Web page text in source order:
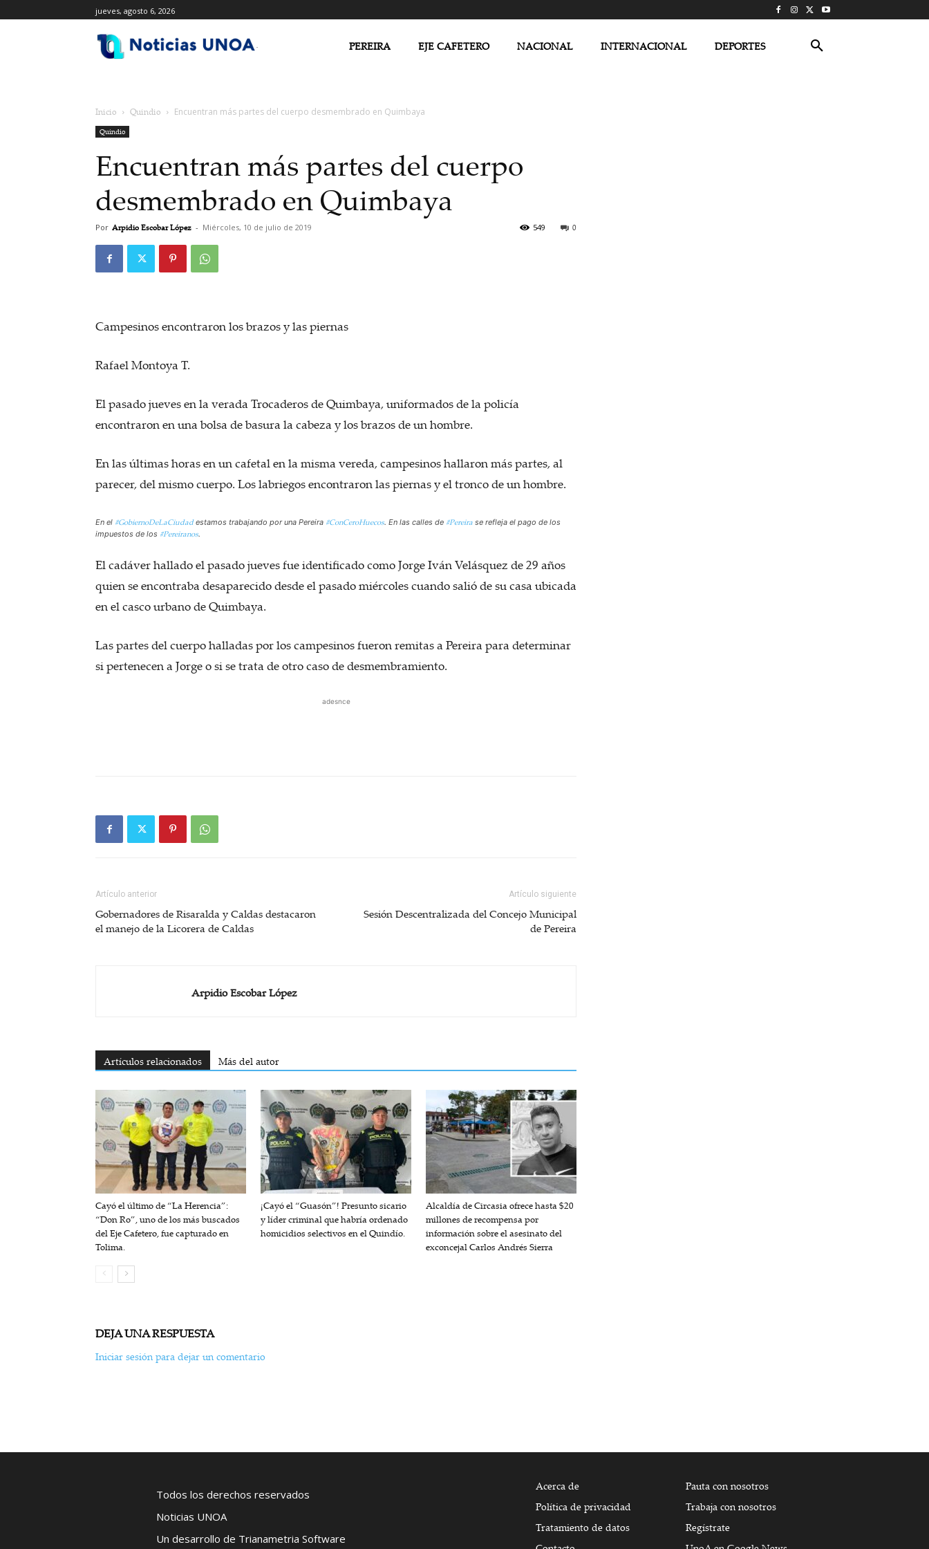
jueves, agosto 6, 2026
PEREIRA EJE CAFETERO NACIONAL INTERNACIONAL DEPORTES
Inicio Quindio Encuentran más partes del cuerpo desmembrado en Quimbaya
Quindio
Encuentran más partes del cuerpo
desmembrado en Quimbaya
Por Arpidio Escobar López - Miércoles, 10 de julio de 2019 0
549
Campesinos encontraron los brazos y las piernas
Rafael Montoya T.
El pasado jueves en la verada Trocaderos de Quimbaya, uniformados de la policía
encontraron en una bolsa de basura la cabeza y los brazos de un hombre.
En las últimas horas en un cafetal en la misma vereda, campesinos hallaron más partes, al
parecer, del mismo cuerpo. Los labriegos encontraron las piernas y el tronco de un hombre.
En el #GobiernoDeLaCiudadestamos trabajando por una Pereira #ConCeroHuecos. En las calles de #Pereira se refleja el pago de los
impuestos de los #Pereiranos.
El cadáver hallado el pasado jueves fue identificado como Jorge Iván Velásquez de 29 años
quien se encontraba desaparecido desde el pasado miércoles cuando salió de su casa ubicada
en el casco urbano de Quimbaya.
Las partes del cuerpo halladas por los campesinos fueron remitas a Pereira para determinar
si pertenecen a Jorge o si se trata de otro caso de desmembramiento.
adesnce
Artículo anterior
Gobernadores de Risaralda y Caldas destacaron
el manejo de la Licorera de Caldas
Artículo siguiente
Sesión Descentralizada del Concejo Municipal
de Pereira
Arpidio Escobar López
Artículos relacionados Más del autor
Cayó el último de “La Herencia”:
“Don Ro”, uno de los más buscados
del Eje Cafetero, fue capturado en
Tolima.
¡Cayó el “Guasón”! Presunto sicario
y líder criminal que habría ordenado
homicidios selectivos en el Quindío.
Alcaldía de Circasia ofrece hasta $20
millones de recompensa por
información sobre el asesinato del
exconcejal Carlos Andrés Sierra
DEJA UNA RESPUESTA
Iniciar sesión para dejar un comentario
Todos los derechos reservados
Noticias UNOA
Un desarrollo de Trianametria Software
Acerca de
Política de privacidad
Tratamiento de datos
Pauta con nosotros
Trabaja con nosotros
Regístrate